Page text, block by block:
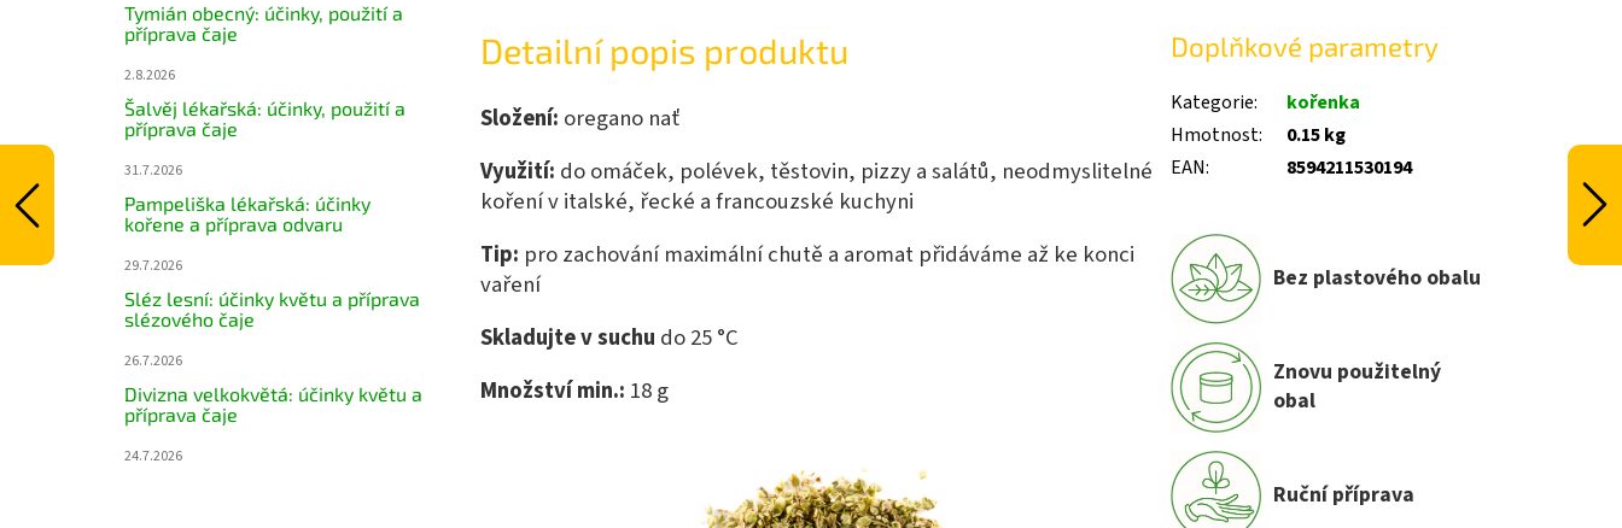
Tymián obecný: účinky, použití a
příprava čaje
2.8.2026
Šalvěj lékařská: účinky, použití a
příprava čaje
31.7.2026
Pampeliška lékařská: účinky
kořene a příprava odvaru
29.7.2026
Sléz lesní: účinky květu a příprava
slézového čaje
26.7.2026
Divizna velkokvětá: účinky květu a
příprava čaje
24.7.2026
Detailní popis produktu
Složení: oregano nať
Využití: do omáček, polévek, těstovin, pizzy a salátů, neodmyslitelné
koření v italské, řecké a francouzské kuchyni
Tip: pro zachování maximální chutě a aromat přidáváme až ke konci
vaření
Skladujte v suchu do 25 °C
Množství min.: 18 g
Doplňkové parametry
Kategorie:
kořenka
Hmotnost:
0.15 kg
EAN: 8594211530194
Bez plastového obalu
Znovu použitelný
obal
Ruční příprava